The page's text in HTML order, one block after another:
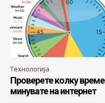
Технологија
Проверете колку време
минувате на интернет